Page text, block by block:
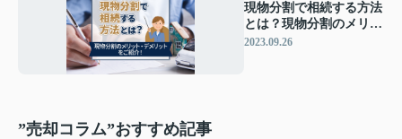
現物分割で相続する方法
とは？現物分割のメリッ
ト・デメリットをご紹
2023.09.26
”売却コラム”おすすめ記事